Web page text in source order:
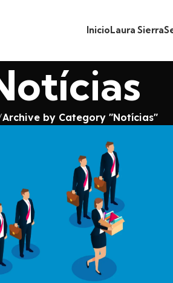
InicioLaura Sierra
Archive by Category "Notícias"